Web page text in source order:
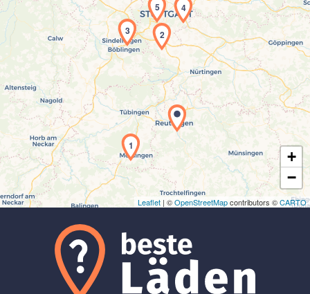
Laden der Karte...
1
2
3
4
5
+
−
Leaflet | ©OpenStreetMapcontributors ©CARTO